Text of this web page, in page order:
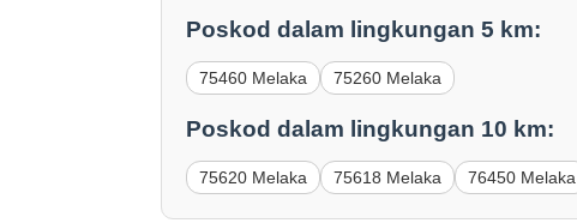
Poskod dalam lingkungan 5 km:
75460 Melaka 75260 Melaka
Poskod dalam lingkungan 10 km:
75620 Melaka 75618 Melaka 76450 Melaka